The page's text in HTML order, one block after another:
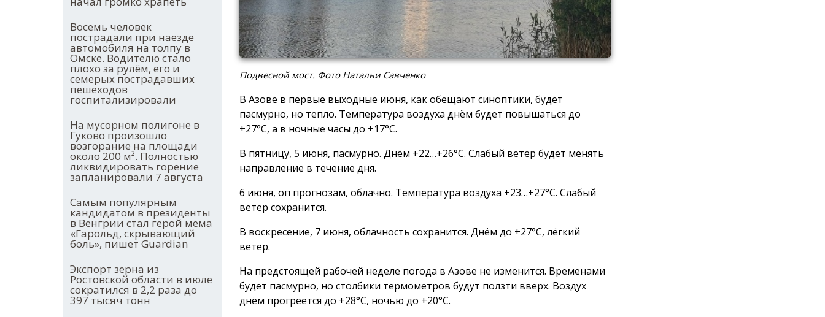
Восемь человек
пострадали при наезде
автомобиля на толпу в
Омске. Водителю стало
плохо за рулём, его и
семерых пострадавших
пешеходов
госпитализировали
На мусорном полигоне в
Гуково произошло
возгорание на площади
около 200 м². Полностью
ликвидировать горение
запланировали 7 августа
Самым популярным
кандидатом в президенты
в Венгрии стал герой мема
«Гарольд, скрывающий
боль», пишет Guardian
Экспорт зерна из
Ростовской области в июле
сократился в 2,2 раза до
397 тысяч тонн
Подвесной мост. Фото Натальи Савченко
В Азове в первые выходные июня, как обещают синоптики, будет
пасмурно, но тепло. Температура воздуха днём будет повышаться до
+27°С, а в ночные часы до +17°С.
В пятницу, 5 июня, пасмурно. Днём +22…+26°С. Слабый ветер будет менять
направление в течение дня.
6 июня, оп прогнозам, облачно. Температура воздуха +23…+27°С. Слабый
ветер сохранится.
В воскресение, 7 июня, облачность сохранится. Днём до +27°С, лёгкий
ветер.
На предстоящей рабочей неделе погода в Азове не изменится. Временами
будет пасмурно, но столбики термометров будут ползти вверх. Воздух
днём прогреется до +28°С, ночью до +20°С.